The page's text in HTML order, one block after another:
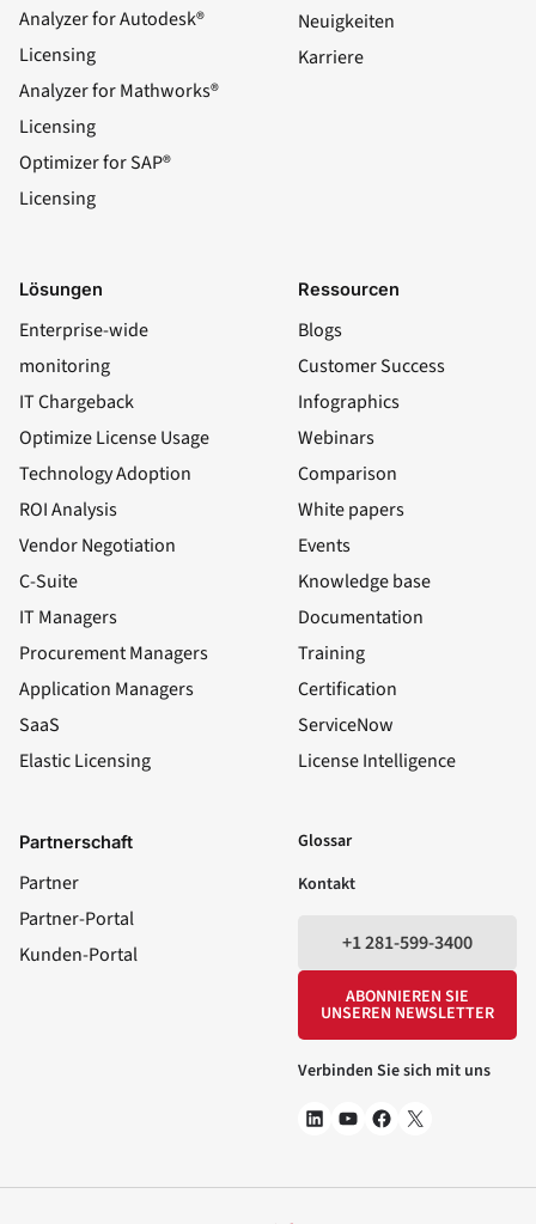
Analyzer for Autodesk®
Licensing
Analyzer for Mathworks®
Licensing
Optimizer for SAP®
Licensing
Neuigkeiten
Karriere
Lösungen
Enterprise-wide
monitoring
IT Chargeback
Optimize License Usage
Technology Adoption
ROI Analysis
Vendor Negotiation
C-Suite
IT Managers
Procurement Managers
Application Managers
SaaS
Elastic Licensing
Ressourcen
Blogs
Customer Success
Infographics
Webinars
Comparison
White papers
Events
Knowledge base
Documentation
Training
Certification
ServiceNow
License Intelligence
Partnerschaft
Partner
Partner-Portal
Kunden-Portal
Glossar
Kontakt
+1 281-599-3400
ABONNIEREN SIE
UNSEREN NEWSLETTER
Verbinden Sie sich mit uns